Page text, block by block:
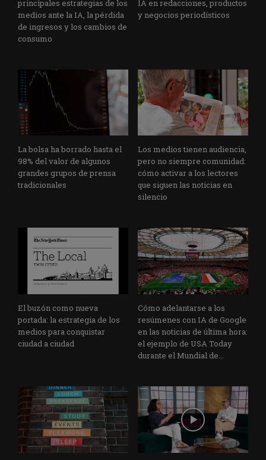
principales estrategias de los
medios ante la IA, la pérdida
de ingresos y los cambios de
consumo
IA en redacciones, productos
y negocios periodísticos
La bolsa ha borrado hasta el
98% del valor de algunos
grandes grupos de prensa
tradicionales
Los medios tienen audiencia,
pero no siempre comunidad:
cómo activar a los lectores
que siguen las noticias en
silencio
El buzón como nueva
portada: la estrategia de los
medios para conquistar
ciudad a ciudad
Cómo adelantarse a los
resúmenes con IA de Google
en las noticias de última hora:
el ejemplo de USA Today
durante el Mundial de...